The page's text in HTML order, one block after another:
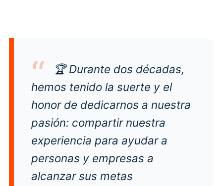
🏆Durante dos décadas,
hemos tenido la suerte y el
honor de dedicarnos a nuestra
pasión: compartir nuestra
experiencia para ayudar a
personas y empresas a
alcanzar sus metas